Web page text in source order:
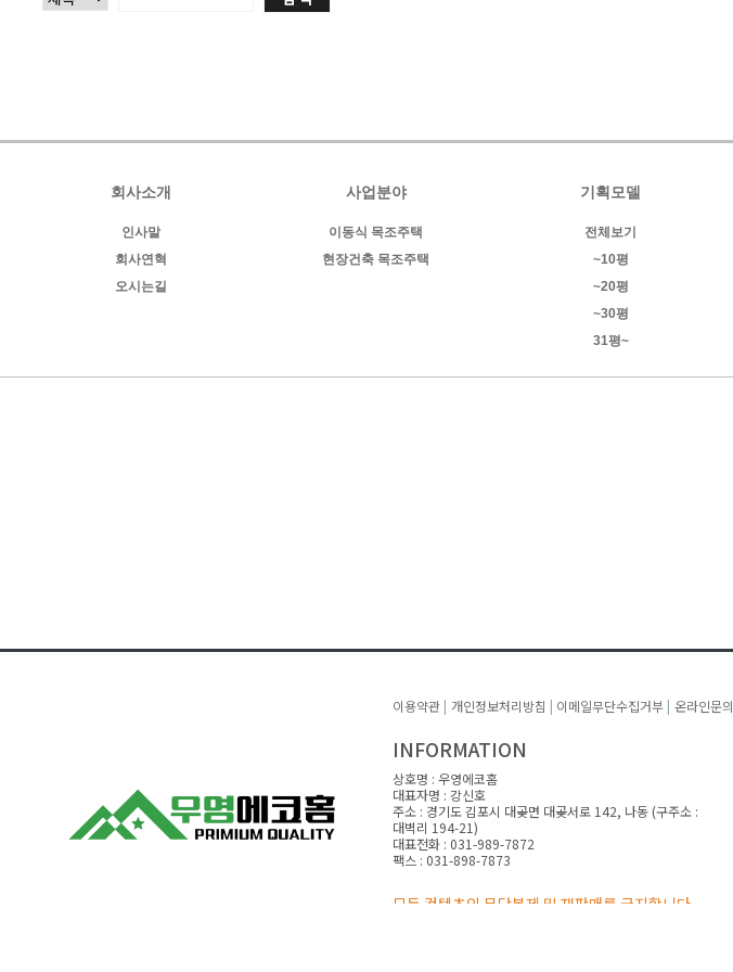
회사소개
인사말
회사연혁
오시는길
사업분야
이동식 목조주택
현장건축 목조주택
기획모델
전체보기
~10평
~20평
~30평
31평~
이용약관 | 개인정보처리방침 | 이메일무단수집거부 | 온라인문의
INFORMATION
상호명 : 우영에코홈
대표자명 : 강신호
주소 : 경기도 김포시 대곶면 대곶서로 142, 나동 (구주소 :
대벽리 194-21)
대표전화 : 031-989-7872
팩스 : 031-898-7873
모든 컨텐츠의 무단복제 및 재판매를 금지합니다.